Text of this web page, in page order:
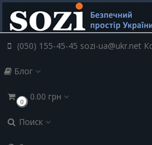
(050) 155-45-45 sozi-ua@ukr.net
Блог
0 0.00 грн
Поиск
Мова магазину
Оберіть будь ласка